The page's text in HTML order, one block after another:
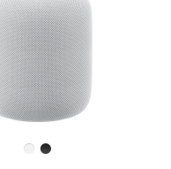
了
解
HomePod<